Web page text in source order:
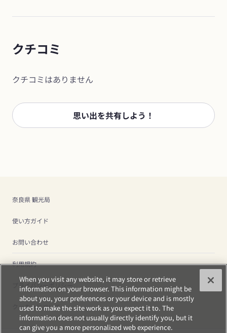
クチコミ
クチコミはありません
思い出を共有しよう！
奈良県 観光局
使い方ガイド
お問い合わせ
利用規約
プライバシーポリシー
クッキーについて
When you visit any website, it may store or retrieve
information on your browser. This information might be
about you, your preferences or your device and is mostly
used to make the site work as you expect it to. The
information does not usually directly identify you, but it
can give you a more personalized web experience.